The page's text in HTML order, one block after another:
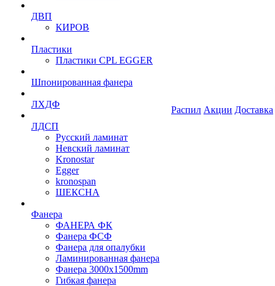
ДВП
КИРОВ
Пластики
Пластики CPL EGGER
Шпонированная фанера
ЛХДФ
ЛДСП
Русский ламинат
Невский ламинат
Kronostar
Egger
kronospan
ШЕКСНА
Фанера
ФАНЕРА ФК
Фанера ФСФ
Фанера для опалубки
Ламинированная фанера
Фанера 3000х1500mm
Гибкая фанера
Распил Акции Доставка